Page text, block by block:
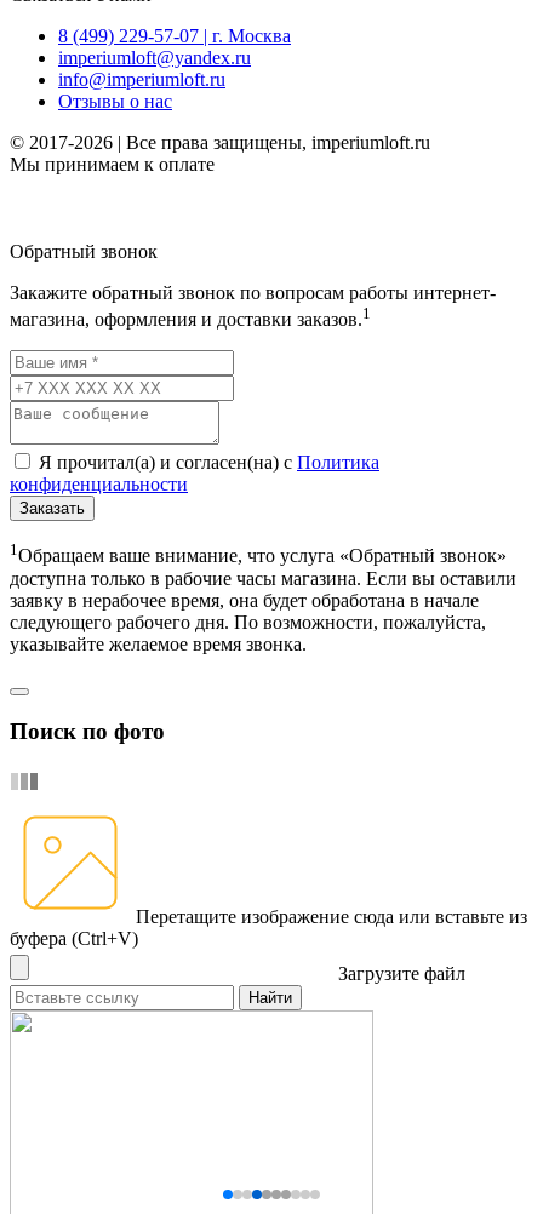
8 (499) 229-57-07 | г. Москва
imperiumloft@yandex.ru
info@imperiumloft.ru
Отзывы о нас
© 2017-2026 | Все права защищены, imperiumloft.ru
Мы принимаем к оплате
Обратный звонок
Закажите обратный звонок по вопросам работы интернет-
магазина, оформления и доставки заказов.1
Я прочитал(а) и согласен(на) с Политика
конфиденциальности
Заказать
1Обращаем ваше внимание, что услуга «Обратный звонок»
доступна только в рабочие часы магазина. Если вы оставили
заявку в нерабочее время, она будет обработана в начале
следующего рабочего дня. По возможности, пожалуйста,
указывайте желаемое время звонка.
Поиск по фото
Перетащите изображение сюда или вставьте из
буфера (Ctrl+V)
Загрузите файл
Найти